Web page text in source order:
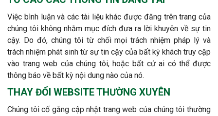
Việc bình luận và các tài liệu khác được đăng trên trang của
chúng tôi không nhằm mục đích đưa ra lời khuyên về sự tin
cậy. Do đó, chúng tôi từ chối mọi trách nhiệm pháp lý và
trách nhiệm phát sinh từ sự tin cậy của bất kỳ khách truy cập
vào trang web của chúng tôi, hoặc bất cứ ai có thể được
thông báo về bất kỳ nội dung nào của nó.
THAY ĐỔI WEBSITE THƯỜNG XUYÊN
Chúng tôi cố gắng cập nhật trang web của chúng tôi thường